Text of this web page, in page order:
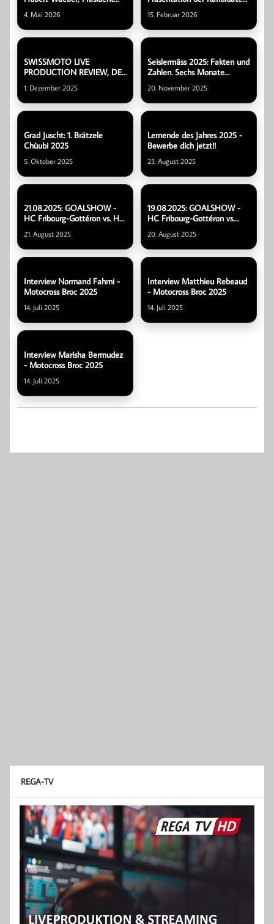
Fribourg-Gottéron in St.
Ursen
4. Mai 2026
für den Gemeinderat
15. Februar 2026
SWISSMOTO LIVE
PRODUCTION REVIEW, DEZ
2025
1. Dezember 2025
Seislermäss 2025: Fakten und
Zahlen. Sechs Monate
danach. Der Talk mit Nicolas
Bürgisser
20. November 2025
Grad Juscht: 1. Brätzele
Chùubi 2025
5. Oktober 2025
Lernende des Jahres 2025 -
Bewerbe dich jetzt!!
23. August 2025
21.08.2025: GOALSHOW -
HC Fribourg-Gottéron vs. HC
Dynamo Pardubice
21. August 2025
19.08.2025: GOALSHOW -
HC Fribourg-Gottéron vs.
Brûleurs de Loups Grenoble
20. August 2025
Interview Normand Fahrni -
Motocross Broc 2025
14. Juli 2025
Interview Matthieu Rebeaud
- Motocross Broc 2025
14. Juli 2025
Interview Marisha Bermudez
- Motocross Broc 2025
14. Juli 2025
REGA-TV